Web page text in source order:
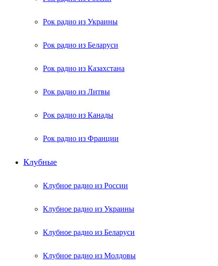
Рок радио из Украины
Рок радио из Беларуси
Рок радио из Казахстана
Рок радио из Литвы
Рок радио из Канады
Рок радио из Франции
Клубные
Клубное радио из России
Клубное радио из Украины
Клубное радио из Беларуси
Клубное радио из Молдовы